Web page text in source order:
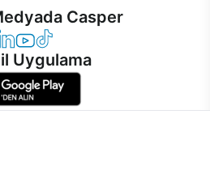
Casper
TwitterLinkedIn
Casper YouTube
Casper TikTok
Uygulama